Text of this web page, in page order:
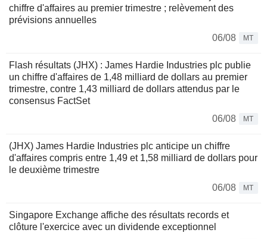
chiffre d'affaires au premier trimestre ; relèvement des
prévisions annuelles
06/08
MT
Flash résultats (JHX) : James Hardie Industries plc publie
un chiffre d'affaires de 1,48 milliard de dollars au premier
trimestre, contre 1,43 milliard de dollars attendus par le
consensus FactSet
06/08
MT
(JHX) James Hardie Industries plc anticipe un chiffre
d'affaires compris entre 1,49 et 1,58 milliard de dollars pour
le deuxième trimestre
06/08
MT
Singapore Exchange affiche des résultats records et
clôture l'exercice avec un dividende exceptionnel